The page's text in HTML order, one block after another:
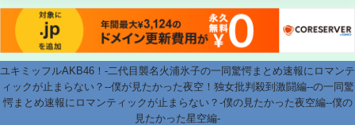
ユキミッフルAKB46！-二代目襲名火浦氷子の一同驚愕まとめ速報にロマンテ
ィックが止まらない？--僕が見たかった夜空！独女批判殺到激闘編--の一同驚
愕まとめ速報にロマンティックが止まらない？-僕の見たかった夜空編--僕の
見たかった星空編-